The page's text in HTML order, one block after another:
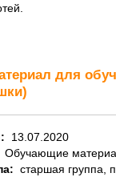
для
13.07.2020
Обучающие
старшая группа, подготовительная